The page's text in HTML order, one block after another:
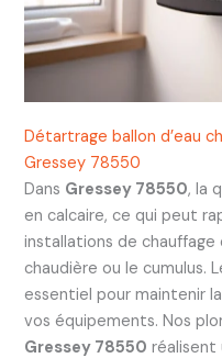
Détartrage ballon d’eau
Gressey 78550
Dans Gressey 78550, la
en calcaire, ce qui peut
installations de chauffage
chaudière ou le cumulus.
essentiel pour maintenir
vos équipements. Nos
Gressey 78550